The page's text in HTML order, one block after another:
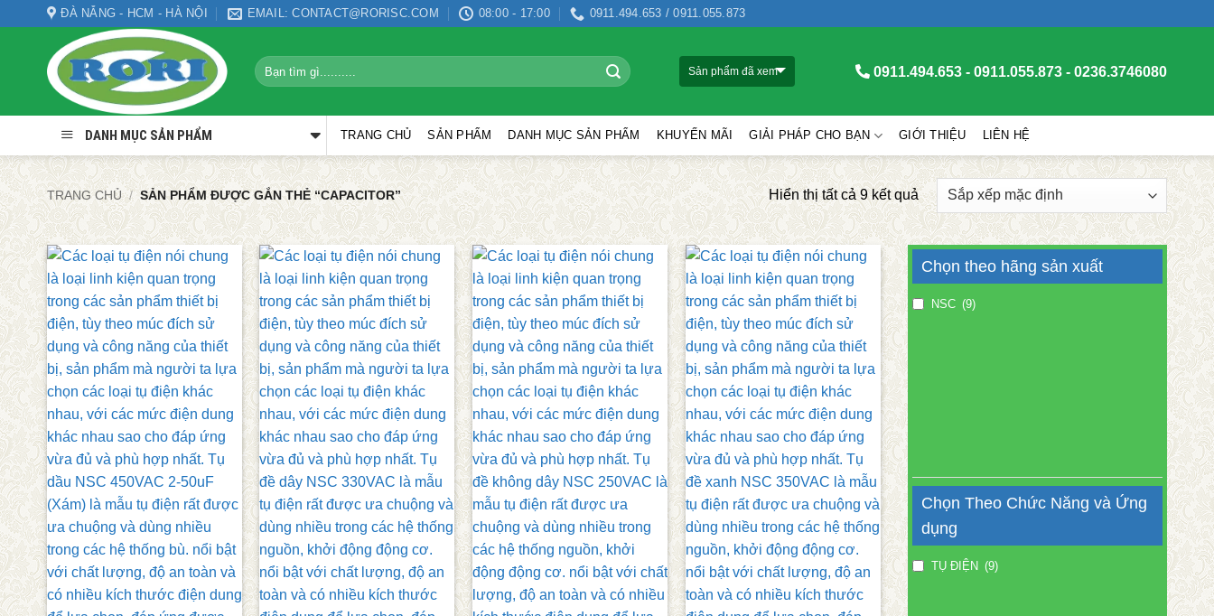
ĐÀ NẴNG - HCM - HÀ NỘI EMAIL: CONTACT@RORISC.COM 08:00 - 17:00 0911.494.653 / 0911.055.873
Tìm
kiếm:
Sản phẩm đã xem 0911.494.653 - 0911.055.873 - 0236.3746080
DANH MỤC SẢN PHẨM TRANG CHỦ SẢN PHẨM DANH MỤC SẢN PHẨM KHUYẾN MÃI GIẢI PHÁP CHO BẠN GIỚI THIỆU LIÊN HỆ
TRANG CHỦ / SẢN PHẨM ĐƯỢC GẮN THẺ “CAPACITOR” Hiển thị tất cả 9 kết quả
Chọn theo hãng sản xuất
NSC (9)
Chọn Theo Chức Năng và Ứng
dụng
TỤ ĐIỆN (9)